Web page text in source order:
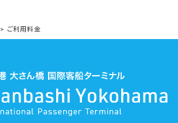
> ご利用料金